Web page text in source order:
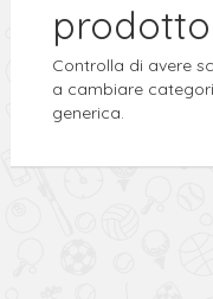
Controlla di avere
a cambiare
generica.